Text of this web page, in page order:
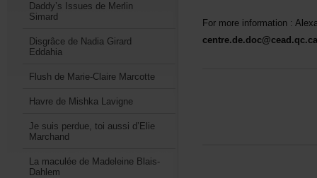
Daddy’sIssuesdeMerlin
Simard
DisgrâcedeNadiaGirard
Eddahia
FlushdeMarie-ClaireMarcotte
HavredeMishkaLavigne
Jesuisperdue,toiaussid’Elie
Marchand
LamaculéedeMadeleineBlais-
Dahlem
centre.de.doc@cead.qc.ca